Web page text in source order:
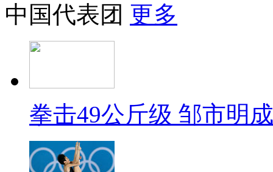
中国代表团 更多
拳击49公斤级 邹市明